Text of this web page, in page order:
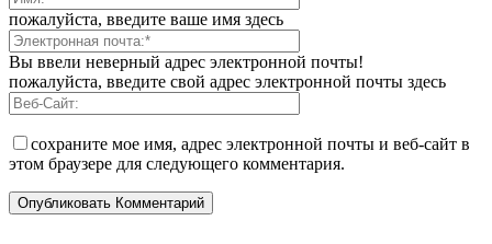
пожалуйста, введите ваше имя здесь
Вы ввели неверный адрес электронной почты!
пожалуйста, введите свой адрес электронной почты здесь
сохраните мое имя, адрес электронной почты и веб-сайт в
этом браузере для следующего комментария.